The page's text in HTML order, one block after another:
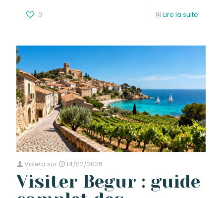
0 Lire la suite
Voleta sur 14/02/2026
Visiter Begur : guide